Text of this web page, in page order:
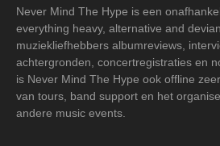
Never Mind The Hype is een
everything heavy, alternative and
muziekliefhebbers albumreviews,
achtergronden, concertregistraties en
is Never Mind The Hype ook offline
van tours, band support en het
andere music events.